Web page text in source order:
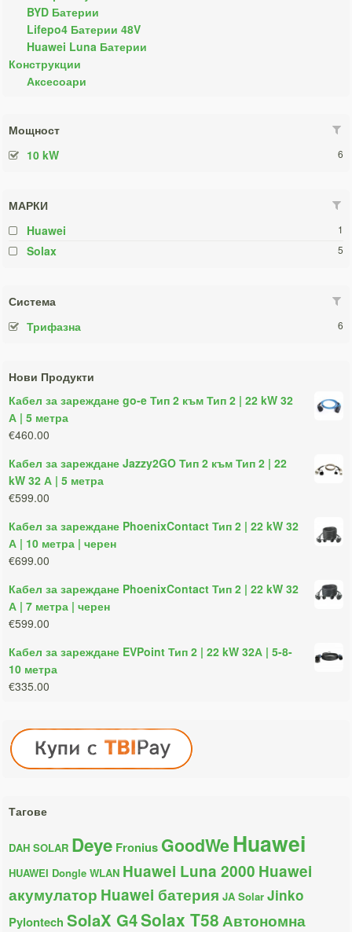
BYD Батерии
Lifepo4 Батерии 48V
Huawei Luna Батерии
Конструкции
Аксесоари
Мощност
10 kW
6
МАРКИ
Huawei
1
Solax 5
Система
Трифазна
6
Нови Продукти
Кабел за зареждане go-e Тип 2 към Тип 2 | 22 kW 32
А | 5 метра
€460.00
Кабел за зареждане Jazzy2GO Тип 2 към Тип 2 | 22
kW 32 А | 5 метра
€599.00
Кабел за зареждане PhoenixContact Тип 2 | 22 kW 32
А | 10 метра | черен
€699.00
Кабел за зареждане PhoenixContact Тип 2 | 22 kW 32
А | 7 метра | черен
€599.00
Кабел за зареждане EVPoint Тип 2 | 22 kW 32А | 5-8-
10 метра
€335.00
Тагове
DAH SOLAR Deye Fronius GoodWeHuawei
HUAWEI Dongle WLAN Huawei Luna 2000 Huawei
акумулатор Huawei батерия JA Solar Jinko
Pylontech SolaX G4Solax T58 Автономна